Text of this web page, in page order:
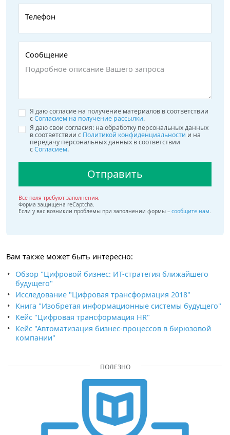
Телефон
Сообщение
Я даю согласие на получение материалов в соответствии
сСогласием на получение рассылки.
Я даю свои согласия: на обработку персональных данных
в соответствии с Политикой конфиденциальности и на
передачу персональных данных в соответствии
сСогласием.
Отправить
Все поля требуют заполнения.
Форма защищена reCaptcha.
Если у вас возникли проблемы при заполнении формы – сообщите нам.
Вам также может быть интересно:
Обзор "Цифровой бизнес: ИТ-стратегия ближайшего
будущего"
Исследование "Цифровая трансформация 2018"
Книга "Изобретая информационные системы будущего"
Кейс "Цифровая трансформация HR"
Кейс "Автоматизация бизнес-процессов в бирюзовой
компании"
ПОЛЕЗНО